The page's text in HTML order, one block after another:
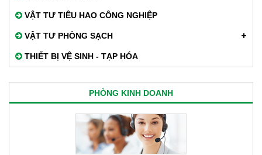
VẬT TƯ TIÊU HAO CÔNG NGHIỆP
VẬT TƯ PHÒNG SẠCH
THIẾT BỊ VỆ SINH - TẠP HÓA
PHÒNG KINH DOANH